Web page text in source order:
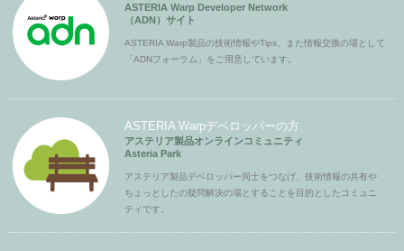
ASTERIA Warp Developer Network
（ADN）サイト
ASTERIA Warp製品の技術情報やTips、また情報交換の場として
「ADNフォーラム」をご用意しています。
ASTERIA Warpデベロッパーの方
アステリア製品オンラインコミュニティ
Asteria Park
アステリア製品デベロッパー同士をつなげ、技術情報の共有や
ちょっとしたの疑問解決の場とすることを目的としたコミュニ
ティです。